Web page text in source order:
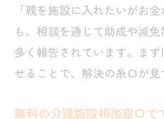
「親を施設に入れたいがお
も、相談を通じて助成や減
多く報告されています。ま
せることで、解決の糸口が見
無料の介護施設相談窓口で